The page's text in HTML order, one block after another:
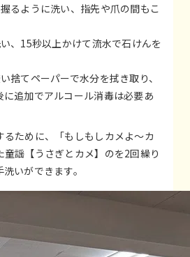
るように洗い、指先や爪の間もこ
、15秒以上かけて流水で石けんを
てペーパーで水分を拭き取り、
追加でアルコール消毒は必要あ
るために、「もしもしカメよ～カ
童謡【うさぎとカメ】のを2回繰り
いができます。